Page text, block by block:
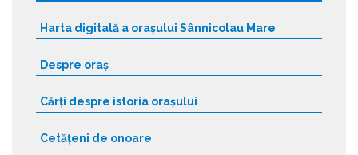
Harta digitală a orașului Sânnicolau Mare
Despre oraș
Cărți despre istoria orașului
Cetățeni de onoare